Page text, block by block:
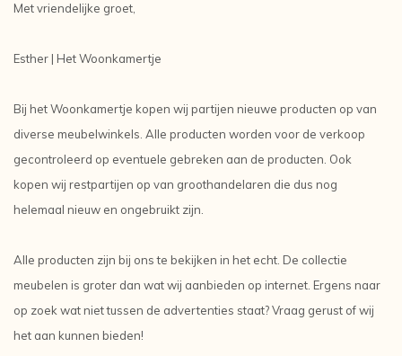
Met vriendelijke groet,
Esther | Het Woonkamertje
Bij het Woonkamertje kopen wij partijen nieuwe producten op van
diverse meubelwinkels. Alle producten worden voor de verkoop
gecontroleerd op eventuele gebreken aan de producten. Ook
kopen wij restpartijen op van groothandelaren die dus nog
helemaal nieuw en ongebruikt zijn.
Alle producten zijn bij ons te bekijken in het echt. De collectie
meubelen is groter dan wat wij aanbieden op internet. Ergens naar
op zoek wat niet tussen de advertenties staat? Vraag gerust of wij
het aan kunnen bieden!